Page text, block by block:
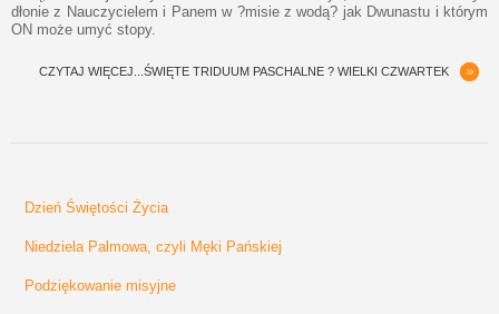
dłonie z Nauczycielem i Panem w ?misie z wodą? jak Dwunastu i którym
ON może umyć stopy.
CZYTAJ WIĘCEJ...ŚWIĘTE TRIDUUM PASCHALNE ? WIELKI CZWARTEK
Dzień Świętości Życia
Niedziela Palmowa, czyli Męki Pańskiej
Podziękowanie misyjne